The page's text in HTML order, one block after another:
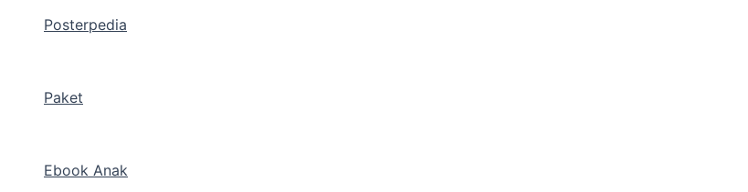
Posterpedia
Paket
Ebook Anak